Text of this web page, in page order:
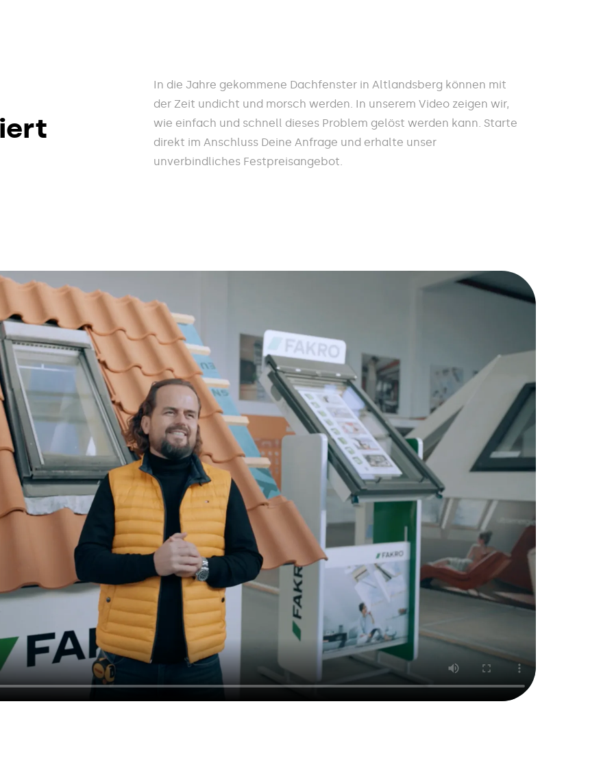
In die Jahre gekommene Dachfenster in Altlandsberg können mit
der Zeit undicht und morsch werden. In unserem Video zeigen wir,
wie einfach und schnell dieses Problem gelöst werden kann. Starte
direkt im Anschluss Deine Anfrage und erhalte unser
unverbindliches Festpreisangebot.